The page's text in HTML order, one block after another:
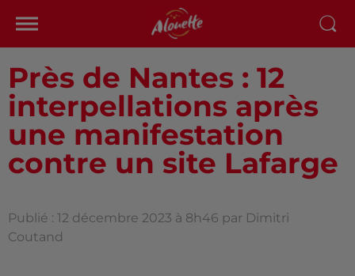
Près de Nantes : 12
interpellations après
une manifestation
contre un site Lafarge
Publié : 12 décembre 2023 à 8h46 par Dimitri
Coutand